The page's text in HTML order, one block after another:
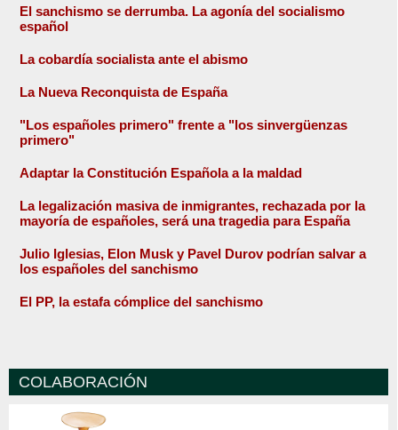
El sanchismo se derrumba. La agonía del socialismo
español
La cobardía socialista ante el abismo
La Nueva Reconquista de España
"Los españoles primero" frente a "los sinvergüenzas
primero"
Adaptar la Constitución Española a la maldad
La legalización masiva de inmigrantes, rechazada por la
mayoría de españoles, será una tragedia para España
Julio Iglesias, Elon Musk y Pavel Durov podrían salvar a
los españoles del sanchismo
El PP, la estafa cómplice del sanchismo
COLABORACIÓN